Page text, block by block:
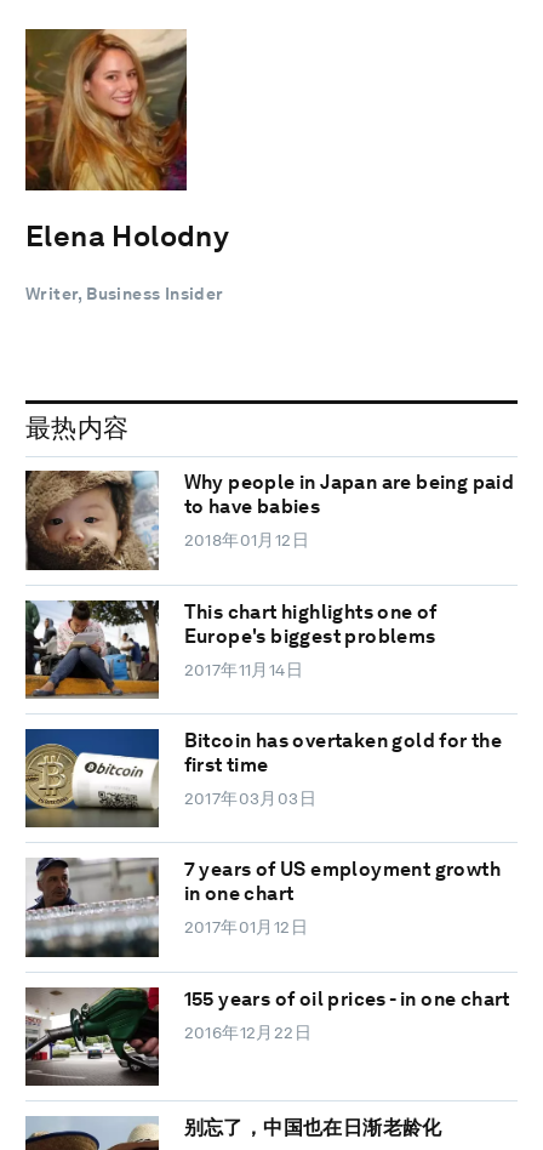
Elena Holodny
Writer, Business Insider
最热内容
Why people in Japan are being paid
to have babies
2018年01月12日
This chart highlights one of
Europe's biggest problems
2017年11月14日
Bitcoin has overtaken gold for the
first time
2017年03月03日
7 years of US employment growth
in one chart
2017年01月12日
155 years of oil prices - in one chart
2016年12月22日
别忘了，中国也在日渐老龄化